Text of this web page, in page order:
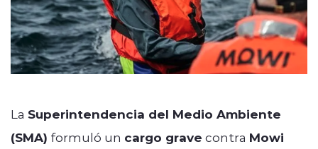
La Superintendencia del Medio Ambiente
(SMA) formuló un cargo grave contra Mowi